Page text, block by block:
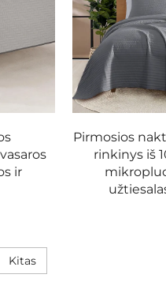
30 metų patirtį, siūlome
patalynės komplektai
ir
Pirmosios
rinkinys iš
Kitas